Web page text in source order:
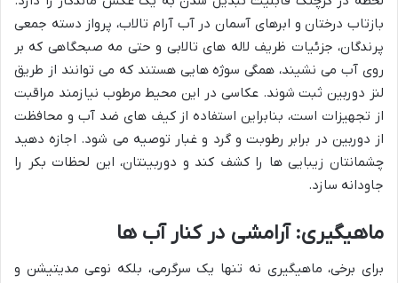
بازتاب درختان و ابرهای آسمان در آب آرام تالاب، پرواز دسته جمعی
پرندگان، جزئیات ظریف لاله های تالابی و حتی مه صبحگاهی که بر
روی آب می نشیند، همگی سوژه هایی هستند که می توانند از طریق
لنز دوربین ثبت شوند. عکاسی در این محیط مرطوب نیازمند مراقبت
از تجهیزات است، بنابراین استفاده از کیف های ضد آب و محافظت
از دوربین در برابر رطوبت و گرد و غبار توصیه می شود. اجازه دهید
چشمانتان زیبایی ها را کشف کند و دوربینتان، این لحظات بکر را
جاودانه سازد.
ماهیگیری: آرامشی در کنار آب ها
برای برخی، ماهیگیری نه تنها یک سرگرمی، بلکه نوعی مدیتیشن و